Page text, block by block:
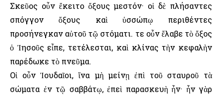
Σκεῦος οὖν ἔκειτο ὄξους μεστόν· οἱ δὲ πλήσαντες
σπόγγον ὄξους καὶ ὑσσώπῳ περιθέντες
προσήνεγκαν αὐτοῦ τῷ στόματι. Ὅτε οὖν ἔλαβε τὸ ὄξος
ὁ Ἰησοῦς εἶπε, τετέλεσται, καὶ κλίνας τὴν κεφαλὴν
παρέδωκε τὸ πνεῦμα.
Οἱ οὖν Ἰουδαῖοι, ἵνα μὴ μείνῃ ἐπὶ τοῦ σταυροῦ τὰ
σώματα ἐν τῷ σαββάτῳ, ἐπεὶ παρασκευὴ ἦν· ἦν γὰρ